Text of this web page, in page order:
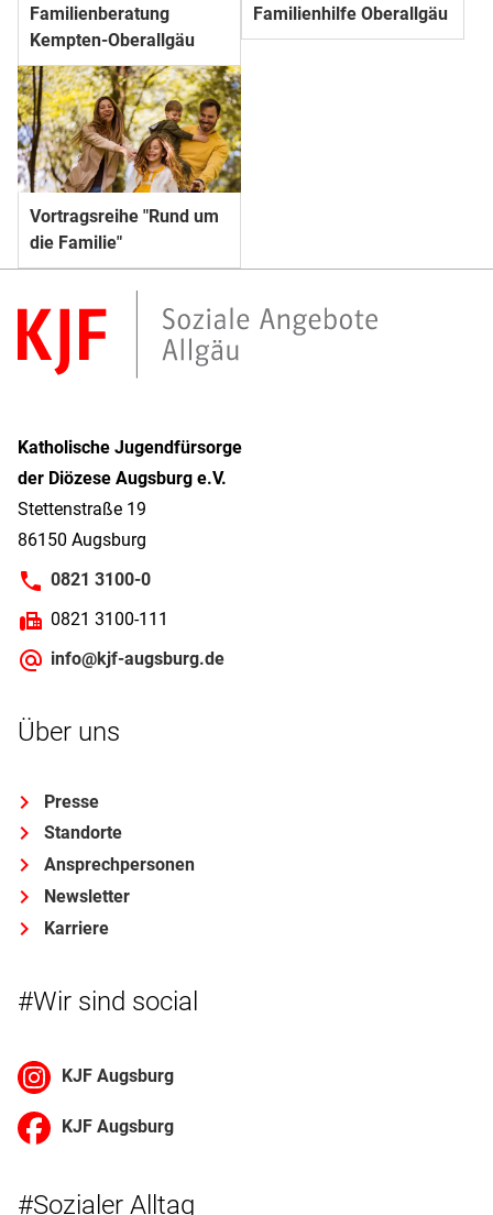
Familienberatung
Kempten-Oberallgäu
Familienhilfe Oberallgäu
Vortragsreihe "Rund um
die Familie"
Katholische Jugendfürsorge
der Diözese Augsburg e.V.
Stettenstraße 19
86150 Augsburg
0821 3100-0
0821 3100-111
info@kjf-augsburg.de
Über uns
Presse
Standorte
Ansprechpersonen
Newsletter
Karriere
#Wir sind social
KJF Augsburg
KJF Augsburg
#Sozialer Alltag